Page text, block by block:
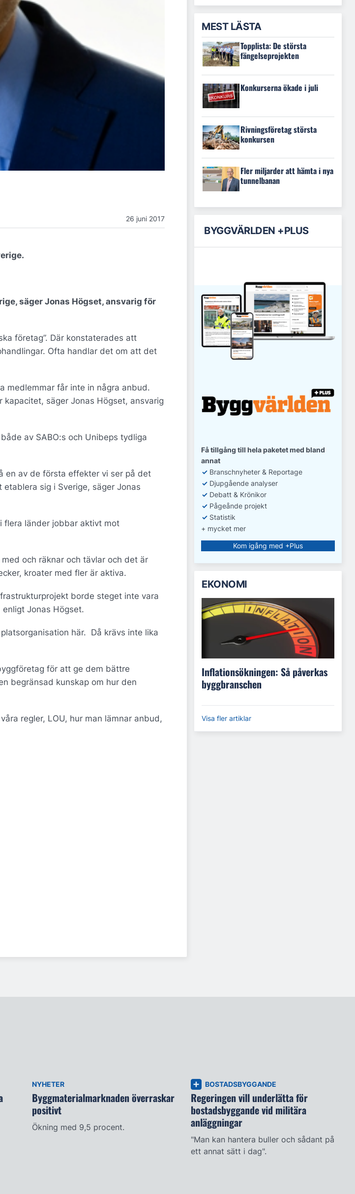
26 juni 2017
säger Jonas Högset, ansvarig för
företag”. Där konstaterades att
Ofta handlar det om att det
medlemmar får inte in några anbud.
säger Jonas Högset, ansvarig
av SABO:s och Unibeps tydliga
en av de första effekter vi ser på det
sig i Sverige, säger Jonas
flera länder jobbar aktivt mot
och räknar och tävlar och det är
kroater med fler är aktiva.
borde steget inte vara
Jonas Högset.
här. Då krävs inte lika
för att ge dem bättre
begränsad kunskap om hur den
regler, LOU, hur man lämnar anbud,
MEST LÄSTA
Topplista: De största
fängelseprojekten
Konkurserna ökade i juli
Rivningsföretag största
konkursen
Fler miljarder att hämta i nya
tunnelbanan
BYGGVÄRLDEN +PLUS
Få tillgång till hela paketet med bland
annat
✓ Branschnyheter & Reportage
✓ Djupgående analyser
✓ Debatt & Krönikor
✓ Pågeånde projekt
✓ Statistik
+ mycket mer
Kom igång med +Plus
EKONOMI
Inflationsökningen: Så påverkas
byggbranschen
Visa fler artiklar
NYHETER
Byggmaterialmarknaden överraskar
positivt
Ökning med 9,5 procent.
BOSTADSBYGGANDE
Regeringen vill underlätta för
bostadsbyggande vid militära
anläggningar
"Man kan hantera buller och sådant på
ett annat sätt i dag".